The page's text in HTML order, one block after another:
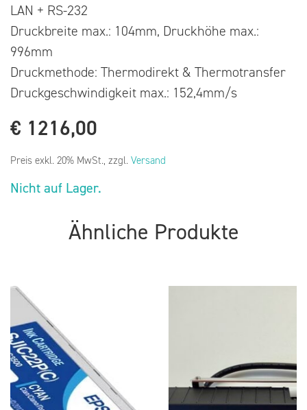
LAN + RS-232
Druckbreite max.: 104mm, Druckhöhe max.:
996mm
Druckmethode: Thermodirekt & Thermotransfer
Druckgeschwindigkeit max.: 152,4mm/s
€ 1216,00
Preis exkl. 20% MwSt., zzgl. Versand
Nicht auf Lager.
Ähnliche Produkte